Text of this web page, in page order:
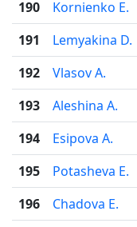
190
Kornienko E.
191
Lemyakina D.
192
Vlasov A.
193
Aleshina A.
194
Esipova A.
195
Potasheva E.
196
Chadova E.